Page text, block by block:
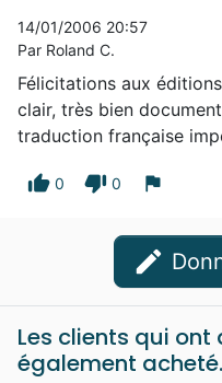
14/01/2006 20:57
Par Roland C.
Félicitations aux
clair, très bien
traduction française
thumb_up 0 thumb_down 0 flag
edit
Les clients qui
également